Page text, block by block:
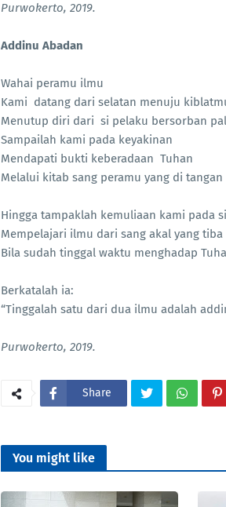
Purwokerto, 2019.
Addinu Abadan
Wahai peramu ilmu
Kami datang dari selatan menuju
Menutup diri dari si pelaku bersorban
Sampailah kami pada keyakinan
Mendapati bukti keberadaan Tuhan
Melalui kitab sang peramu yang di tangan
Hingga tampaklah kemuliaan kami pada
Mempelajari ilmu dari sang akal yang
Bila sudah tinggal waktu menghadap
Berkatalah ia:
“Tinggalah satu dari dua ilmu adalah
Purwokerto, 2019.
Share
You might like